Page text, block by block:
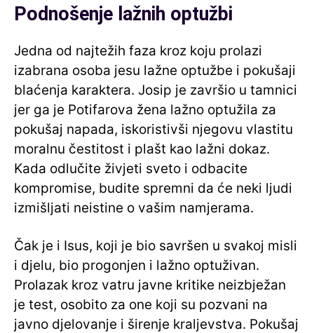
Podnošenje lažnih optužbi
Jedna od najtežih faza kroz koju prolazi
izabrana osoba jesu lažne optužbe i pokušaji
blaćenja karaktera. Josip je završio u tamnici
jer ga je Potifarova žena lažno optužila za
pokušaj napada, iskoristivši njegovu vlastitu
moralnu čestitost i plašt kao lažni dokaz.
Kada odlučite živjeti sveto i odbacite
kompromise, budite spremni da će neki ljudi
izmišljati neistine o vašim namjerama.
Čak je i Isus, koji je bio savršen u svakoj misli
i djelu, bio progonjen i lažno optuživan.
Prolazak kroz vatru javne kritike neizbježan
je test, osobito za one koji su pozvani na
javno djelovanje i širenje kraljevstva. Pokušaj